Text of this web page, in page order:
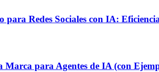
Redes Sociales con IA:
Marca para Agentes de IA (con